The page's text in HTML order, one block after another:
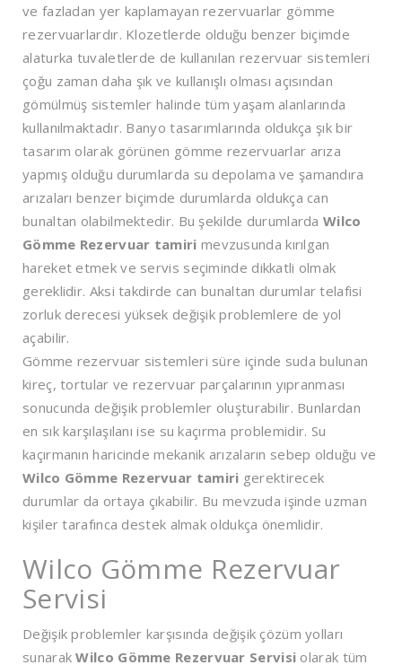
ve fazladan yer kaplamayan rezervuarlar gömme
rezervuarlardır. Klozetlerde olduğu benzer biçimde
alaturka tuvaletlerde de kullanılan rezervuar sistemleri
çoğu zaman daha şık ve kullanışlı olması açısından
gömülmüş sistemler halinde tüm yaşam alanlarında
kullanılmaktadır. Banyo tasarımlarında oldukça şık bir
tasarım olarak görünen gömme rezervuarlar arıza
yapmış olduğu durumlarda su depolama ve şamandıra
arızaları benzer biçimde durumlarda oldukça can
bunaltan olabilmektedir. Bu şekilde durumlardaWilco
Gömme Rezervuar tamiri mevzusunda kırılgan
hareket etmek ve servis seçiminde dikkatli olmak
gereklidir. Aksi takdirde can bunaltan durumlar telafisi
zorluk derecesi yüksek değişik problemlere de yol
açabilir.
Gömme rezervuar sistemleri süre içinde suda bulunan
kireç, tortular ve rezervuar parçalarının yıpranması
sonucunda değişik problemler oluşturabilir. Bunlardan
en sık karşılaşılanı ise su kaçırma problemidir. Su
kaçırmanın haricinde mekanik arızaların sebep olduğu ve
Wilco Gömme Rezervuar tamiri gerektirecek
durumlar da ortaya çıkabilir. Bu mevzuda işinde uzman
kişiler tarafınca destek almak oldukça önemlidir.
Wilco Gömme Rezervuar
Servisi
Değişik problemler karşısında değişik çözüm yolları
sunarakWilco Gömme Rezervuar Servisi olarak tüm